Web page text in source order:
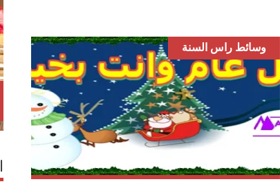
وسائط راس السنة
وصفات أكلات عيد راس السنة الميلادية
والميلاد المجيد الكريسما...